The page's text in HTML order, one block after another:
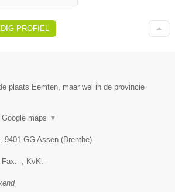
PROFIEL
plaats Eemten, maar wel in de provincie
Google maps ▼
, 9401 GG Assen (Drenthe)
Fax: -, KvK: -